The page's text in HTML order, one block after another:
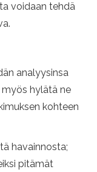
voidaan tehdä
analyysinsa
hylätä ne
kohteen
havainnosta;
pitämät